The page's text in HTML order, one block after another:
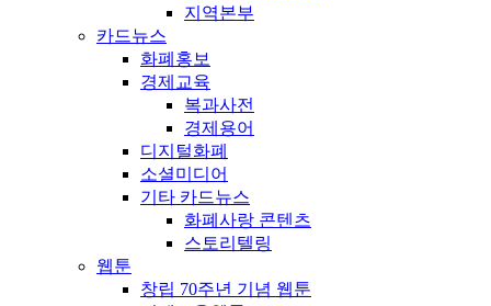
지역본부
카드뉴스
화폐홍보
경제교육
복과사전
경제용어
디지털화폐
소셜미디어
기타 카드뉴스
화폐사랑 콘텐츠
스토리텔링
웹툰
창립 70주년 기념 웹툰